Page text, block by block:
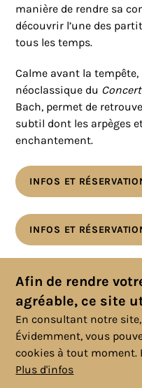
manière de rendre sa
découvrir l’une des
tous les temps.
Calme avant la
néoclassique du
Bach, permet de
subtil dont les arpèges
enchantement.
INFOS ET
INFOS ET
Afin de rendre
agréable, ce site
En consultant notre
Évidemment, vous
cookies à tout moment.
Plus d'infos